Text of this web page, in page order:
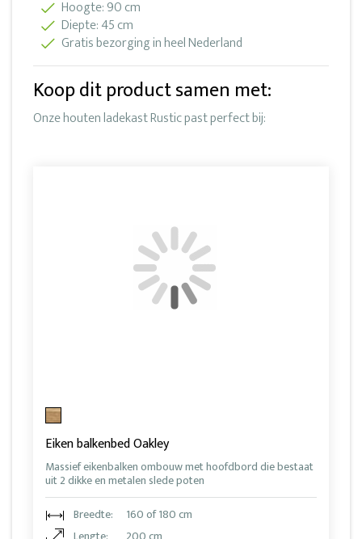
Hoogte: 90 cm
Diepte: 45 cm
Gratis bezorging in heel Nederland
Koop dit product samen met:
Onze houten ladekast Rustic past perfect bij:
Eiken balkenbed Oakley
Massief eikenbalken ombouw met hoofdbord die bestaat
uit 2 dikke en metalen slede poten
Breedte:
160 of 180 cm